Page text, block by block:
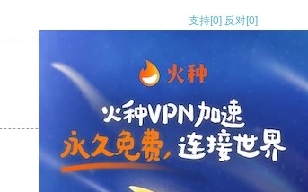
支持[0] 反对[0]
支持[0] 反对